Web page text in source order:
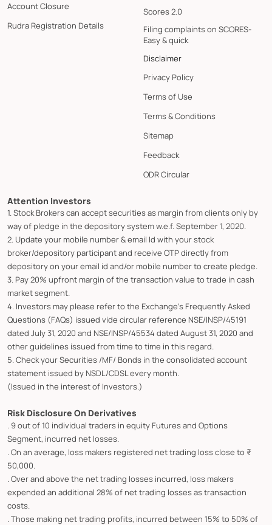
Account Closure
Rudra Registration Details
Scores 2.0
Filing complaints on SCORES-
Easy & quick
Disclaimer
Privacy Policy
Terms of Use
Terms & Conditions
Sitemap
Feedback
ODR Circular
Attention Investors
1. Stock Brokers can accept securities as margin from clients only by
way of pledge in the depository system w.e.f. September 1, 2020.
2. Update your mobile number & email Id with your stock
broker/depository participant and receive OTP directly from
depository on your email id and/or mobile number to create pledge.
3. Pay 20% upfront margin of the transaction value to trade in cash
market segment.
4. Investors may please refer to the Exchange's Frequently Asked
Questions (FAQs) issued vide circular reference NSE/INSP/45191
dated July 31, 2020 and NSE/INSP/45534 dated August 31, 2020 and
other guidelines issued from time to time in this regard.
5. Check your Securities /MF/ Bonds in the consolidated account
statement issued by NSDL/CDSL every month.
(Issued in the interest of Investors.)
Risk Disclosure On Derivatives
. 9 out of 10 individual traders in equity Futures and Options
Segment, incurred net losses.
. On an average, loss makers registered net trading loss close to ₹
50,000.
. Over and above the net trading losses incurred, loss makers
expended an additional 28% of net trading losses as transaction
costs.
. Those making net trading profits, incurred between 15% to 50% of